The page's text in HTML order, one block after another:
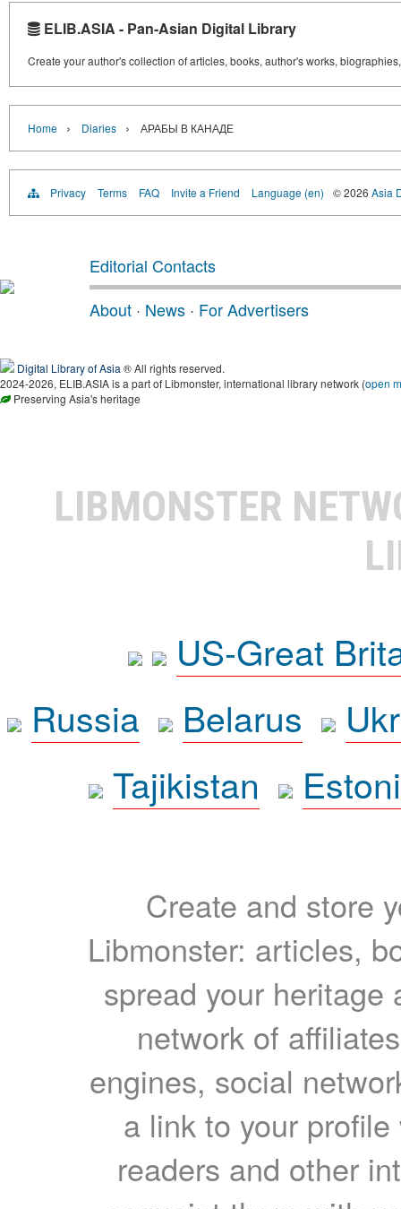
ELIB.ASIA - Pan-Asian Digital Library
Create your author's collection of articles, books, author's works,
Home › Diaries › АРАБЫ В КАНАДЕ
Privacy Terms FAQ Invite a Friend Language (en) © 2026 Asia
Editorial Contacts
About · News · For Advertisers
Digital Library of Asia ® All rights reserved.
2024-2026, ELIB.ASIA is a part of Libmonster, international library network (open
Preserving Asia's heritage
LIBMONSTER
US-Great
Russia
Belarus
Tajikistan
Create and store
Libmonster: articles,
spread your heritage
network of
engines, social
a link to your
readers and other